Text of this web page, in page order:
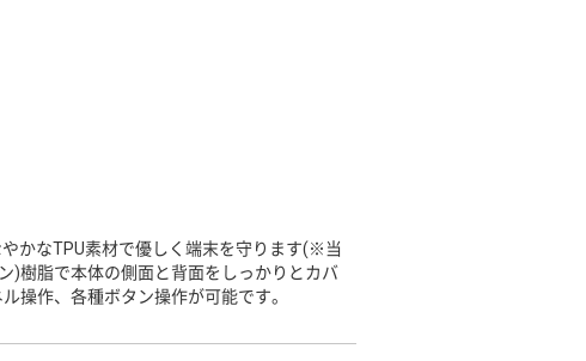
かなTPU素材で優しく端末を守ります(※当
)樹脂で本体の側面と背面をしっかりとカバ
操作、各種ボタン操作が可能です。